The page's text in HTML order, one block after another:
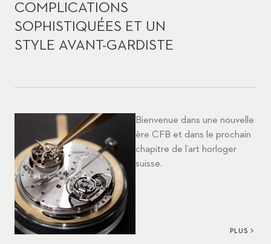
COMPLICATIONS
SOPHISTIQUÉES ET UN
STYLE AVANT-GARDISTE
Bienvenue dans une nouvelle
ère CFB et dans le prochain
chapitre de l’art horloger
suisse.
PLUS